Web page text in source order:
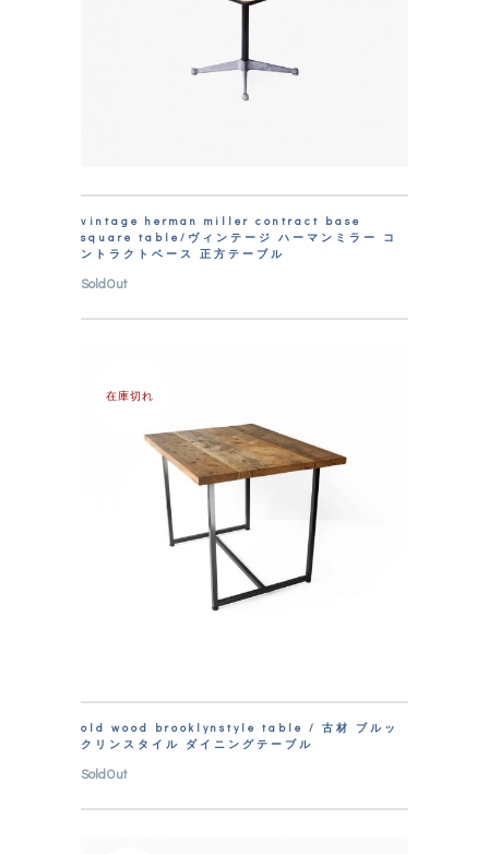
vintage herman miller contract base
square table/ヴィンテージ ハーマンミラー コ
ントラクトベース 正方テーブル
SoldOut
在庫切れ
old wood brooklynstyle table / 古材 ブルッ
クリンスタイル ダイニングテーブル
SoldOut